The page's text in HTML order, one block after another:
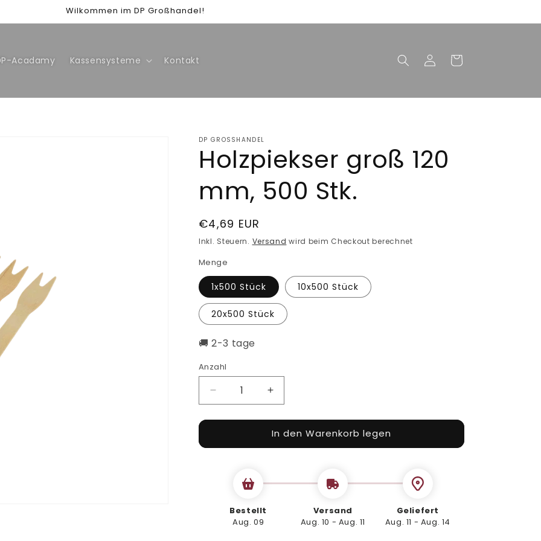
Wilkommen im DP Großhandel!
Acadamy Kassensysteme Kontakt EinloggenWarenkorb
DP GROSSHANDEL
Holzpiekser groß 120
mm, 500 Stk.
Normaler
Preis
€4,69 EUR
Inkl. Steuern. Versand wird beim Checkout berechnet
Menge
1x500 Stück 10x500 Stück
20x500 Stück
🚚 2-3 tage
Anzahl
Verringere
die
Menge
Holzpiekser
Stk.
Erhöhe
die
Menge
für
Holzpiekser
mm,
In den Warenkorb legen
Bestellt
Aug. 09
Versand
Aug. 10 - Aug. 11
Geliefert
Aug. 11 - Aug. 14